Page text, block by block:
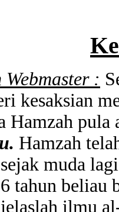
Webmaster :
kesaksian
Hamzah
Hamzah
muda
tahun beliau
ilmu